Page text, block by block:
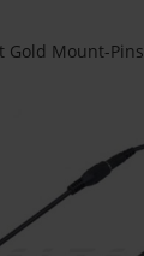
Gold Mount-Pins